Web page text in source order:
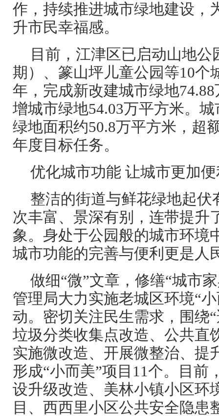
作，持续推进城市绿地建设，
升市民幸福感。
目前，江津区已启动山地
期）、篆山坪儿童公园等10个
年，完成新改建城市绿地
增城市绿地54.03万平方米。
绿地面积约50.8万平方米，超
年度目标任务。
优化城市功能 让城市更加
整洁的街道与鲜花绿地起伏
次丰富、景深有别，连带提升
象。身处于公园般的城市环境
城市功能的完善与便利更是人
做细“微”文章，修缮“城市
管理局大力实施老城区环境“
动。密切关注民生需求，围绕
垃圾分类收集点改造、公共直
实施微改造、开展微整治、提
形成“小而美”项目11个。目前
设升级改造、美林小镇小区环
目、西西里小区公共安全隐患